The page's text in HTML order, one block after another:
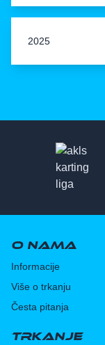
2025
O nama
Informacije
Više o trkanju
Česta pitanja
Trkanje